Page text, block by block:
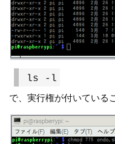
ls -l
で、実行権が付いている